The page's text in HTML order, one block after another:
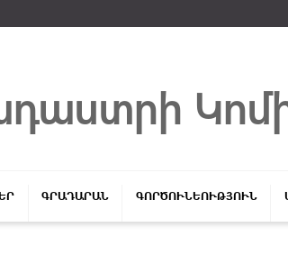
ԳՐԱԴԱՐԱՆ ԳՈՐԾՈՒՆԵՈՒԹՅՈՒՆ
Մուտք համակարգ